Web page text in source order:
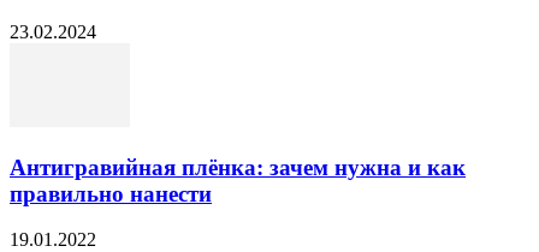
23.02.2024
Антигравийная плёнка: зачем нужна и как
правильно нанести
19.01.2022